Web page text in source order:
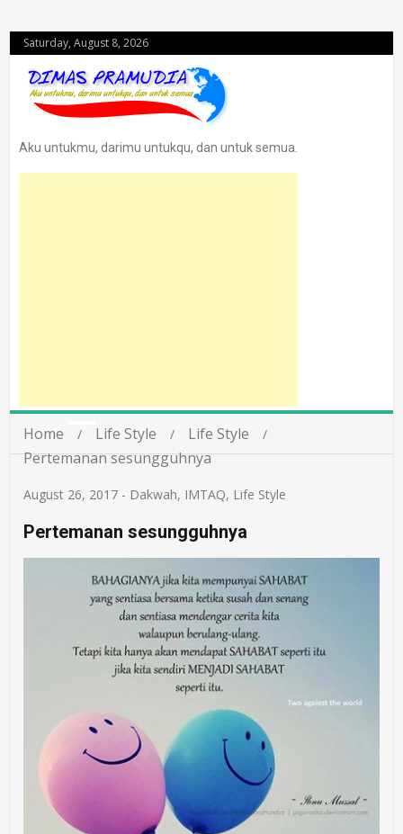
Saturday, August 8, 2026
Aku untukmu, darimu untukqu, dan untuk semua.
Home Life Style
Life Style
Pertemanan sesungguhnya
August 26, 2017 - Dakwah, IMTAQ, Life Style
Pertemanan sesungguhnya